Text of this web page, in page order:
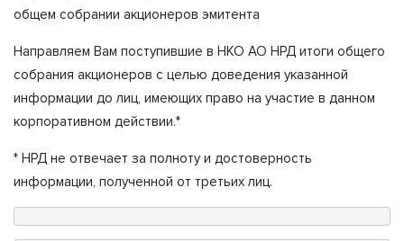
общем собрании акционеров эмитента
Направляем Вам поступившие в НКО АО НРД итоги общего
собрания акционеров с целью доведения указанной
информации до лиц, имеющих право на участие в данном
корпоративном действии.*
* НРД не отвечает за полноту и достоверность
информации, полученной от третьих лиц.